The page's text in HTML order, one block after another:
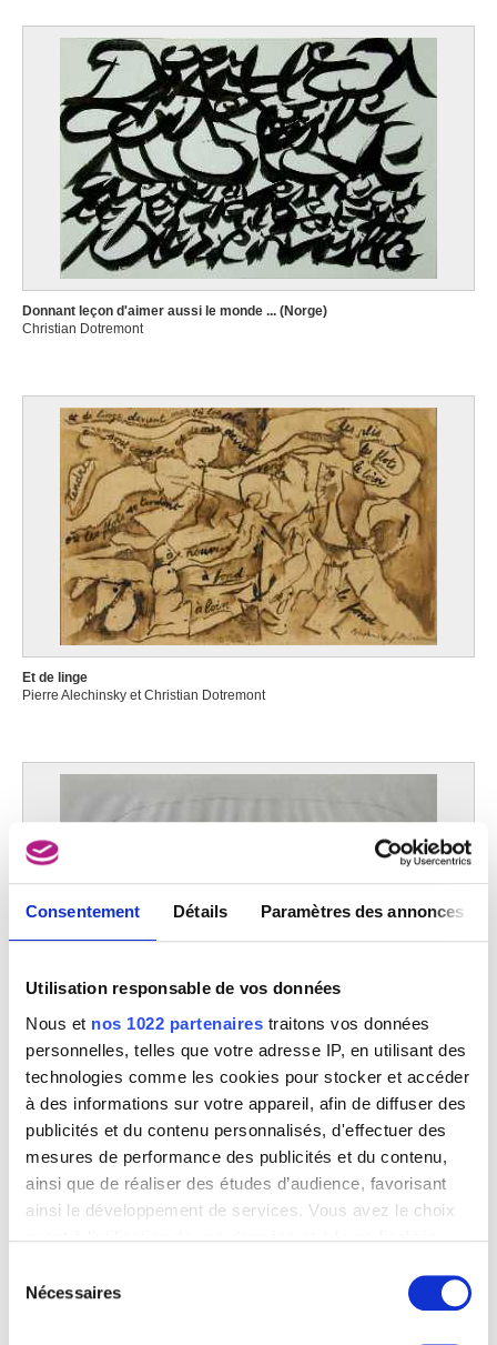
Consentement Détails Paramètres des annonces
Utilisation responsable de vos données
Nous et nos 1022 partenaires traitons vos données
personnelles, telles que votre adresse IP, en utilisant des
technologies comme les cookies pour stocker et accéder
à des informations sur votre appareil, afin de diffuser des
publicités et du contenu personnalisés, d'effectuer des
mesures de performance des publicités et du contenu,
ainsi que de réaliser des études d’audience, favorisant
ainsi le développement de services. Vous avez le choix
quant à l'utilisation de vos données et à leurs finalités.
tout moment en consultant la Déclaration relative aux
cookies ou en cliquant sur l'icône de confidentialité.
Nécessaires
Donnant leçon d'aimer aussi le monde ... (Norge)
Christian Dotremont
Et de linge
Pierre Alechinsky et Christian Dotremont
Gladys en allée